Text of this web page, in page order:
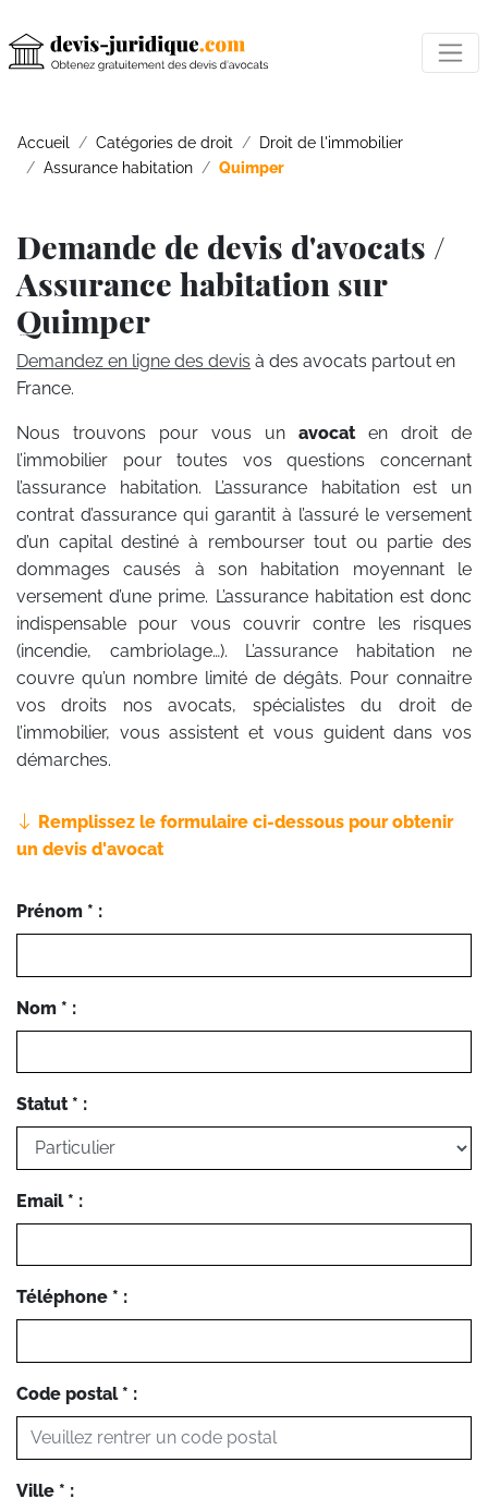
Accueil Catégories de droit
Droit de l'immobilier
Assurance habitation
Quimper
Demande de devis d'avocats /
Assurance habitation sur
Quimper
Demandez en ligne des devis à des avocats partout en
France.
Nous trouvons pour vous un avocat en droit de
l’immobilier pour toutes vos questions concernant
l’assurance habitation. L’assurance habitation est un
contrat d’assurance qui garantit à l’assuré le versement
d’un capital destiné à rembourser tout ou partie des
dommages causés à son habitation moyennant le
versement d’une prime. L’assurance habitation est donc
indispensable pour vous couvrir contre les risques
(incendie, cambriolage…). L’assurance habitation ne
couvre qu’un nombre limité de dégâts. Pour connaitre
vos droits nos avocats, spécialistes du droit de
l’immobilier, vous assistent et vous guident dans vos
démarches.
Remplissez le formulaire ci-dessous pour obtenir
un devis d'avocat
Prénom * :
Nom * :
Statut * :
Email * :
Téléphone * :
Code postal * :
Ville * :